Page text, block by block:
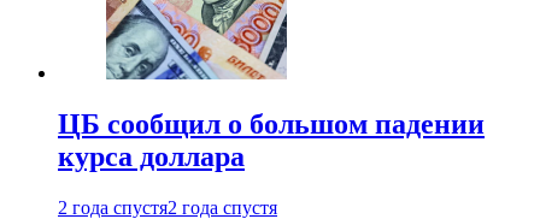
ЦБ сообщил о большом падении
курса доллара
2 года спустя2 года спустя